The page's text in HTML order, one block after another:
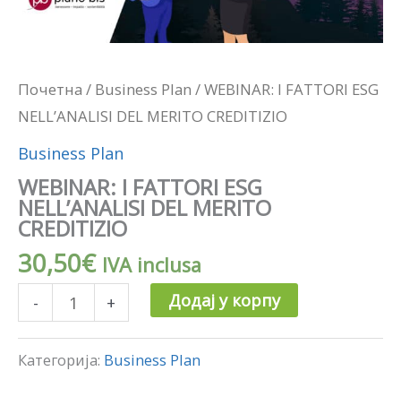
Почетна / Business Plan / WEBINAR: I FATTORI ESG
NELL’ANALISI DEL MERITO CREDITIZIO
Business Plan
WEBINAR: I FATTORI ESG
NELL’ANALISI DEL MERITO
CREDITIZIO
30,50€ IVA inclusa
- + Додај у корпу
Категорија: Business Plan